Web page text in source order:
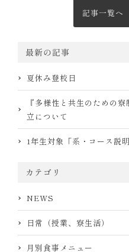
最新の記事
夏休み登校日
『多様性と共生のための
立について
1年生対象「系・コース説明
カテゴリ
NEWS
日常（授業、寮生活）
月別食事メニュー
記事一覧へ